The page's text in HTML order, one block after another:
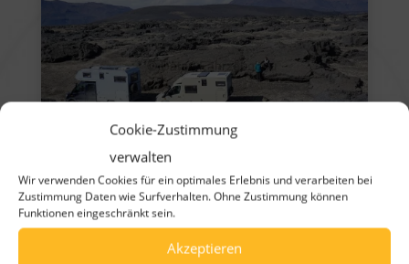
Cookie-Zustimmung
verwalten
Wir verwenden Cookies für ein optimales Erlebnis und verarbeiten bei
Zustimmung Daten wie Surfverhalten. Ohne Zustimmung können
Funktionen eingeschränkt sein.
Akzeptieren
Beschaffung
Noch kein Grundfahrzeug?